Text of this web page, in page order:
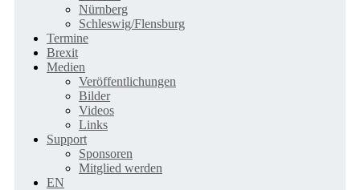
Nürnberg
Schleswig/Flensburg
Termine
Brexit
Medien
Veröffentlichungen
Bilder
Videos
Links
Support
Sponsoren
Mitglied werden
EN